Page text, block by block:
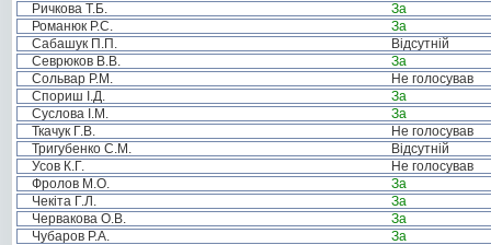
Ричкова Т.Б.
За
Романюк Р.С.
За
Сабашук П.П.
Відсутній
Севрюков В.В.
За
Сольвар Р.М.
Не голосував
Спориш І.Д.
За
Суслова І.М.
За
Ткачук Г.В.
Не голосував
Тригубенко С.М.
Відсутній
Усов К.Г.
Не голосував
Фролов М.О.
За
Чекіта Г.Л.
За
Червакова О.В.
За
Чубаров Р.А.
За